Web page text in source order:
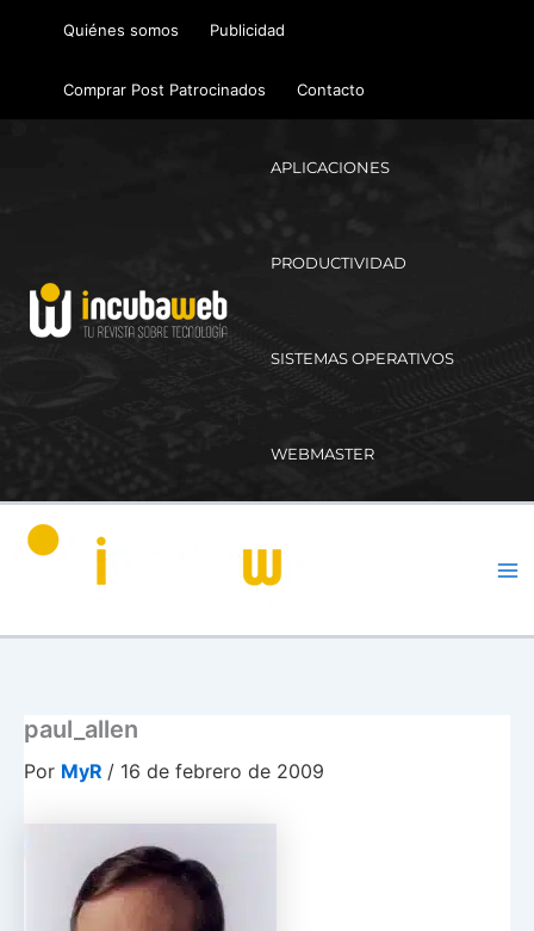
Quiénes somos Publicidad
Comprar Post Patrocinados Contacto
APLICACIONES
PRODUCTIVIDAD
SISTEMAS OPERATIVOS
WEBMASTER
paul_allen
Por MyR / 16 de febrero de 2009